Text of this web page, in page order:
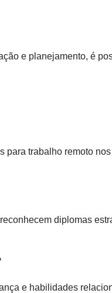
e planejamento, é
trabalho remoto
diplomas
e habilidades